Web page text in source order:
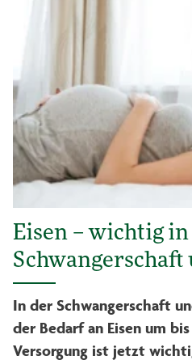
Eisen – wichtig in
In der Schwangerschaft
der Bedarf an Eisen um
Versorgung ist jetzt